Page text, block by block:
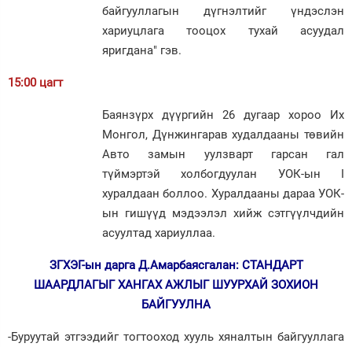
байгууллагын дүгнэлтийг үндэслэн
хариуцлага тооцох тухай асуудал
яригдана" гэв.
15:00 цагт
Баянзүрх дүүргийн 26 дугаар хороо Их
Монгол, Дүнжингарав худалдааны төвийн
Авто замын уулзварт гарсан гал
түймэртэй холбогдуулан УОК-ын I
хуралдаан боллоо. Хуралдааны дараа УОК-
ын гишүүд мэдээлэл хийж сэтгүүлчдийн
асуултад хариуллаа.
ЗГХЭГ-ын дарга Д.Амарбаясгалан: СТАНДАРТ
ШААРДЛАГЫГ ХАНГАХ АЖЛЫГ ШУУРХАЙ ЗОХИОН
БАЙГУУЛНА
-Буруутай этгээдийг тогтооход хууль хяналтын байгууллага